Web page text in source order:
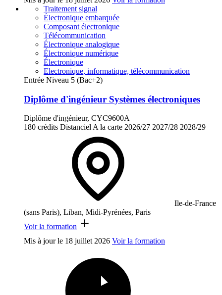
Traitement signal
Électronique embarquée
Composant électronique
Télécommunication
Électronique analogique
Électronique numérique
Électronique
Electronique, informatique, télécommunication
Entrée Niveau 5 (Bac+2)
Diplôme d'ingénieur Systèmes électroniques
Diplôme d'ingénieur, CYC9600A
180 crédits DistancielA la carte 2026/27 2027/28 2028/29
Ile-de-France
(sans Paris), Liban, Midi-Pyrénées, Paris
Voir la formation
Mis à jour le 18 juillet 2026 Voir la formation